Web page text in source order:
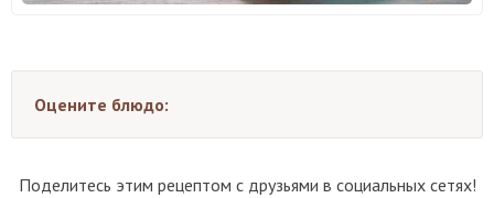
Оцените блюдо:
Поделитесь этим рецептом с друзьями в социальных сетях!